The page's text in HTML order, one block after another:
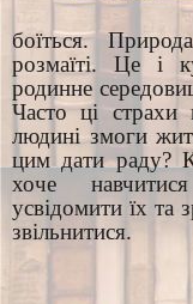
боїться.
розмаїті. Це і
родинне
Часто ці страхи
людині змоги
цим дати раду?
хоче
усвідомити їх та
звільнитися.